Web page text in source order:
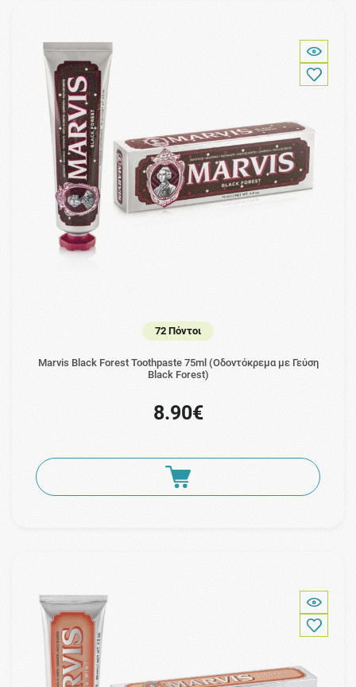
72 Πόντοι
Marvis Black Forest Toothpaste 75ml (Οδοντόκρεμα με Γεύση
Black Forest)
8.90€